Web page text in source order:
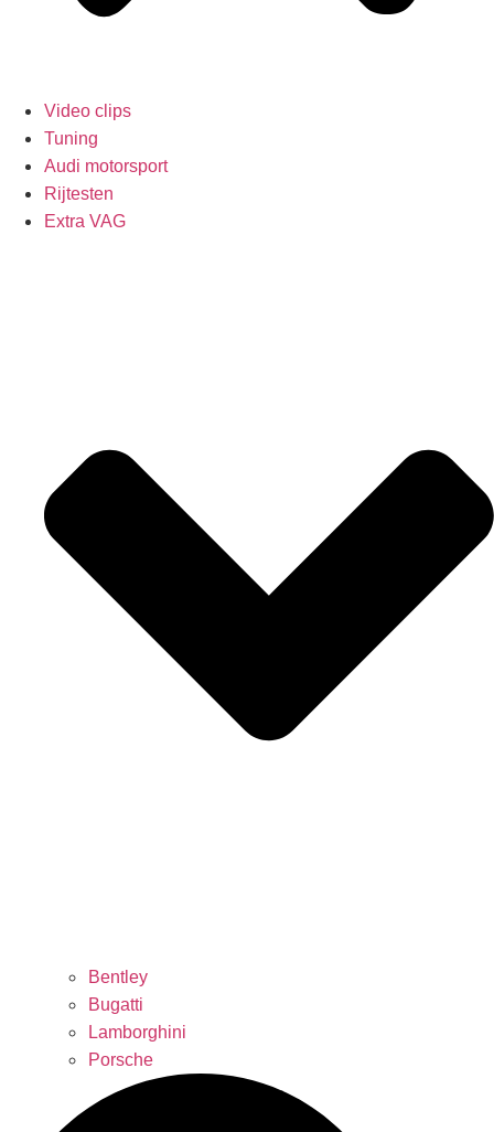
Video clips
Tuning
Audi motorsport
Rijtesten
Extra VAG
Bentley
Bugatti
Lamborghini
Porsche